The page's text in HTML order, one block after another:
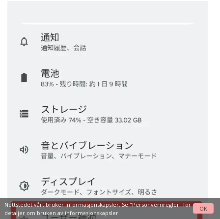
Nettstedet vårt bruker informasjonskapsler. Se "Personvernregler" for
detaljer om bruken av informasjonskapsler.
OK